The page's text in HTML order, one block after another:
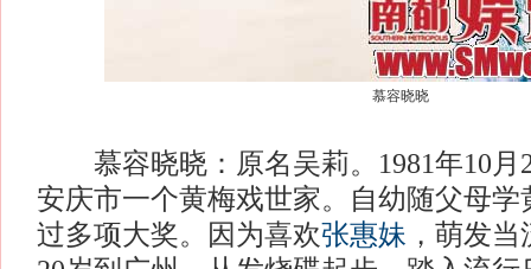
慕容晓晓
慕容晓晓：原名吴莉。1981年10月
安庆市一个黄梅戏世家。自幼随父母学
过多项大奖。因为喜欢张惠妹 ，萌发